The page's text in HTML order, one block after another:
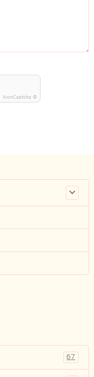
IconCaptcha ©
67